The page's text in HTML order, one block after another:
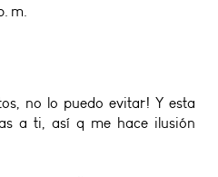
m.
no lo puedo evitar! Y esta
a ti, así q me hace ilusión